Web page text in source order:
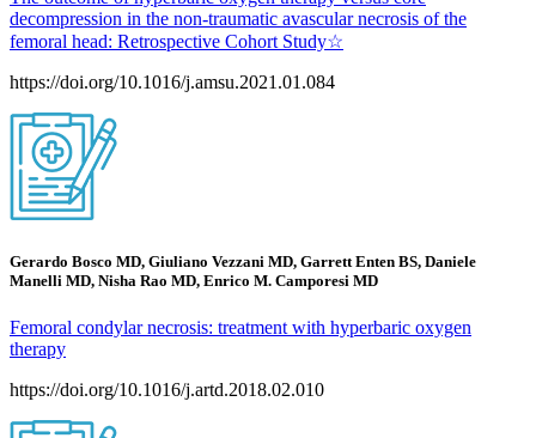
decompression in the non-traumatic avascular necrosis of the
femoral head: Retrospective Cohort Study☆
https://doi.org/10.1016/j.amsu.2021.01.084
Gerardo Bosco MD, Giuliano Vezzani MD, Garrett Enten BS, Daniele
Manelli MD, Nisha Rao MD, Enrico M. Camporesi MD
Femoral condylar necrosis: treatment with hyperbaric oxygen
therapy
https://doi.org/10.1016/j.artd.2018.02.010